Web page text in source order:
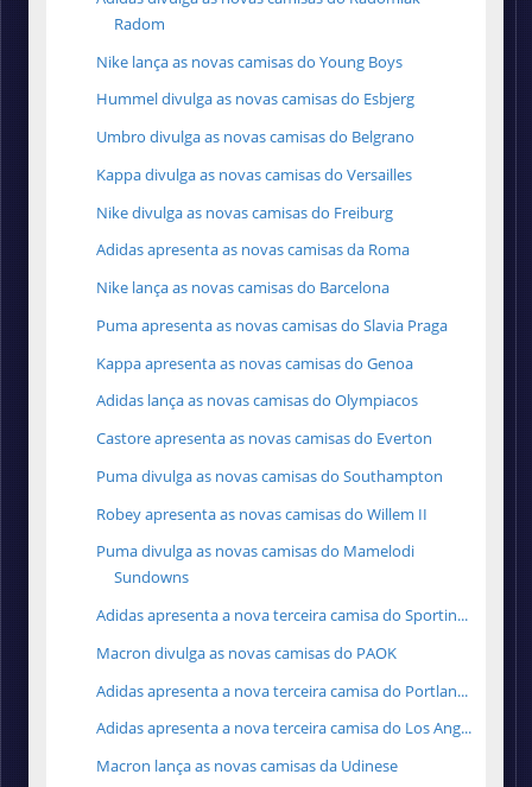
Radom
Nike lança as novas camisas do Young Boys
Hummel divulga as novas camisas do Esbjerg
Umbro divulga as novas camisas do Belgrano
Kappa divulga as novas camisas do Versailles
Nike divulga as novas camisas do Freiburg
Adidas apresenta as novas camisas da Roma
Nike lança as novas camisas do Barcelona
Puma apresenta as novas camisas do Slavia Praga
Kappa apresenta as novas camisas do Genoa
Adidas lança as novas camisas do Olympiacos
Castore apresenta as novas camisas do Everton
Puma divulga as novas camisas do Southampton
Robey apresenta as novas camisas do Willem II
Puma divulga as novas camisas do Mamelodi
Sundowns
Adidas apresenta a nova terceira camisa do Sportin...
Macron divulga as novas camisas do PAOK
Adidas apresenta a nova terceira camisa do Portlan...
Adidas apresenta a nova terceira camisa do Los Ang...
Macron lança as novas camisas da Udinese